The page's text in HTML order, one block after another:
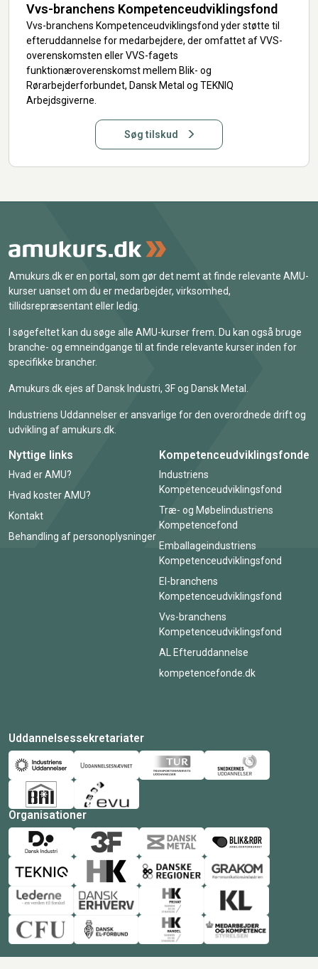
Vvs-branchens Kompetenceudviklingsfond
Vvs-branchens Kompetenceudviklingsfond yder støtte til
efteruddannelse for medarbejdere, der omfattet af VVS-
overenskomsten eller VVS-fagets
funktionæroverenskomst mellem Blik- og
Rørarbejderforbundet, Dansk Metal og TEKNIQ
Arbejdsgiverne.
Søg tilskud
Amukurs.dk er en portal, som gør det nemt at finde relevante AMU-
kurser uanset om du er medarbejder, virksomhed,
tillidsrepræsentant eller ledig.
I søgefeltet kan du søge alle AMU-kurser frem. Du kan også bruge
branche- og emneindgange til at finde relevante kurser inden for
specifikke brancher.
Amukurs.dk ejes af Dansk Industri, 3F og Dansk Metal.
Industriens Uddannelser er ansvarlige for den overordnede drift og
udvikling af amukurs.dk.
Nyttige links
Hvad er AMU?
Hvad koster AMU?
Kontakt
Behandling af personoplysninger
Kompetenceudviklingsfonde
Industriens
Kompetenceudviklingsfond
Træ- og Møbelindustriens
Kompetencefond
Emballageindustriens
Kompetenceudviklingsfond
El-branchens
Kompetenceudviklingsfond
Vvs-branchens
Kompetenceudviklingsfond
AL Efteruddannelse
kompetencefonde.dk
Uddannelsessekretariater
Organisationer